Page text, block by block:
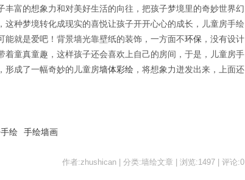
丰富的想象力和对美好生活的向往，把孩子梦境里的奇妙世界幻
种梦境转化成现实的喜悦让孩子开开心心的成长，儿童房手绘
就是爱吧！背景墙光靠壁纸的装饰，一方面不环保 ，没有设计
童真童趣，这样孩子还会喜欢上自己的房间，于是，儿童房手
形成了一幅奇妙的儿童房墙体彩绘 ，将想象力迸发出来，上面还
绘 手绘墙画
作者:zhushican | 分类:墙绘文章 | 浏览:1497 | 评论:0